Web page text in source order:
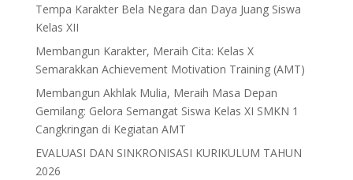
Tempa Karakter Bela Negara dan Daya Juang Siswa
Kelas XII
Membangun Karakter, Meraih Cita: Kelas X
Semarakkan Achievement Motivation Training (AMT)
Membangun Akhlak Mulia, Meraih Masa Depan
Gemilang: Gelora Semangat Siswa Kelas XI SMKN 1
Cangkringan di Kegiatan AMT
EVALUASI DAN SINKRONISASI KURIKULUM TAHUN
2026